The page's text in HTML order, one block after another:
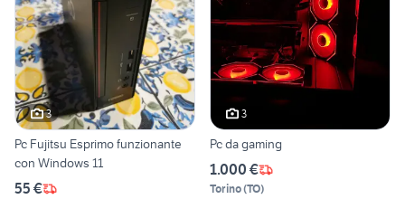
3
Pc Fujitsu Esprimo funzionante
con Windows 11
55 €
3
Pc da gaming
1.000 €
Torino(TO)